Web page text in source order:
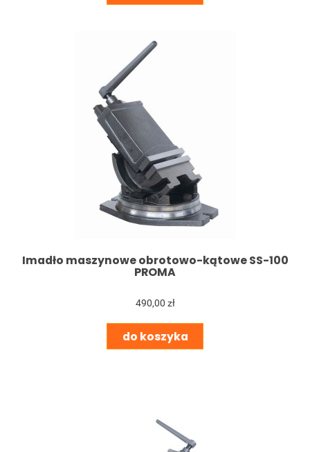
Imadło maszynowe obrotowo-kątowe SS-100
PROMA
490,00 zł
do koszyka